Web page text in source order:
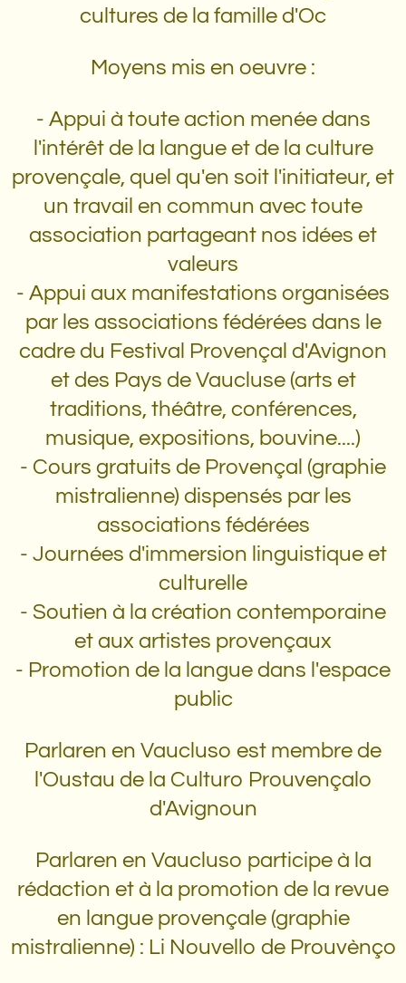
cultures de la famille d'Oc
Moyens mis en oeuvre :
- Appui à toute action menée dans
l'intérêt de la langue et de la culture
provençale, quel qu'en soit l'initiateur, et
un travail en commun avec toute
association partageant nos idées et
valeurs
- Appui aux manifestations organisées
par les associations fédérées dans le
cadre du Festival Provençal d'Avignon
et des Pays de Vaucluse (arts et
traditions, théâtre, conférences,
musique, expositions, bouvine....)
- Cours gratuits de Provençal (graphie
mistralienne) dispensés par les
associations fédérées
- Journées d'immersion linguistique et
culturelle
- Soutien à la création contemporaine
et aux artistes provençaux
- Promotion de la langue dans l'espace
public
Parlaren en Vaucluso est membre de
l'Oustau de la Culturo Prouvençalo
d'Avignoun
Parlaren en Vaucluso participe à la
rédaction et à la promotion de la revue
en langue provençale (graphie
mistralienne) : Li Nouvello de Prouvènço